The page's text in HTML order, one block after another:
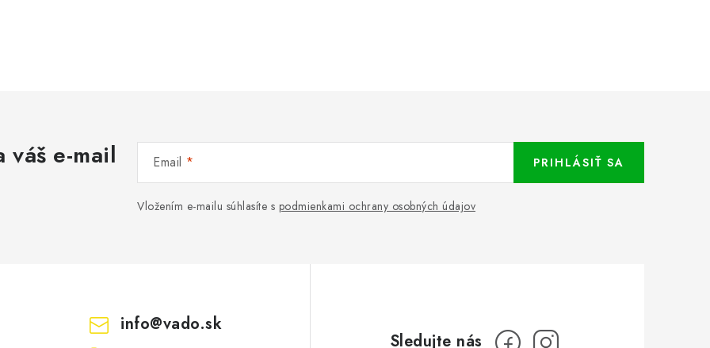
e-mail Email
Vložením e-mailu súhlasíte s podmienkami ochrany osobných údajov
PRIHLÁSIŤ SA
info@vado.sk